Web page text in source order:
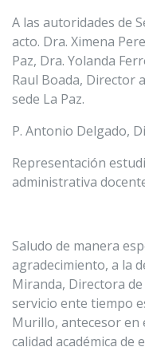
A las autoridades de
acto. Dra. Ximena
Paz, Dra. Yolanda
Raul Boada, Director
sede La Paz.
P. Antonio Delgado,
Representación
administrativa
Saludo de manera
agradecimiento, a la
Miranda, Directora
servicio ente tiempo
Murillo, antecesor en
calidad académica de